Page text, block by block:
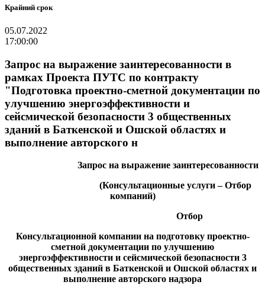
Крайний срок
05.07.2022
17:00:00
Запрос на выражение заинтересованности в
рамках Проекта ПУТС по контракту
"Подготовка проектно-сметной документации по
улучшению энергоэффективности и
сейсмической безопасности 3 общественных
зданий в Баткенской и Ошской областях и
выполнение авторского н
Запрос на выражение заинтересованности
(Консультационные услуги – Отбор
компаний)
Отбор
Консультационной компании на подготовку проектно-
сметной документации по улучшению
энергоэффективности и сейсмической безопасности 3
общественных зданий в Баткенской и Ошской областях и
выполнение авторского надзора